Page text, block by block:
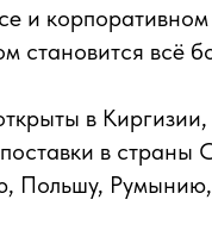
и
становится всё
в
в
Польшу,